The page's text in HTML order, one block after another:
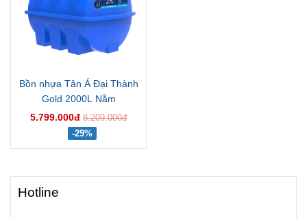
Bồn nhựa Tân Á Đại Thành
Gold 2000L Nằm
5.799.000đ 8.209.000đ
-29%
Hotline